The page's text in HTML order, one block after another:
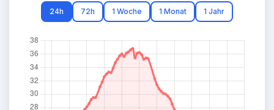
24h 72h 1 Woche 1 Monat 1 Jahr